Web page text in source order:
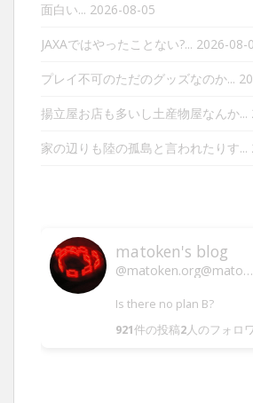
面白い... 2026-08-05
JAXAではやったことない?... 2026-08-
プレイ不可のただのグッズなのか...
揚立屋お店も多いし土産物屋なんか...
家の辺りも陸の孤島と言われたりす...
matoken's blog
@matoken.org@matoken.org
Is there no plan B?
921件の投稿2人のフォロ